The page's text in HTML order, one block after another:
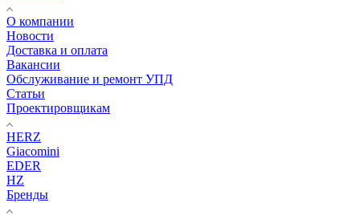
О компании
Новости
Доставка и оплата
Вакансии
Обслуживание и ремонт УПД
Статьи
Проектировщикам
HERZ
Giacomini
EDER
HZ
Бренды